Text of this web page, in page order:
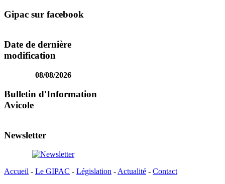
Gipac sur facebook
Date de dernière
modification
08/08/2026
Bulletin d'Information
Avicole
Newsletter
Accueil - Le GIPAC - Législation -Actualité - Contact